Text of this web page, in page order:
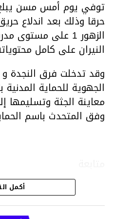
حرقا وذلك بعد اندلاع
الزهور 1 على
النيران على كامل
وقد تدخلت فرق النجدة و
الجهوية للحماية
معاينة الجثة وتسليمها
وفق المتحدث باسم
قسم الاخبار
أكمل